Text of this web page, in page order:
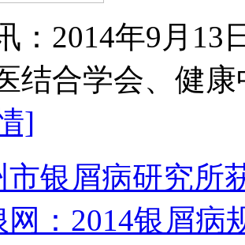
：2014年9月
结合学会、健
]
市银屑病研究所
网：2014银屑病